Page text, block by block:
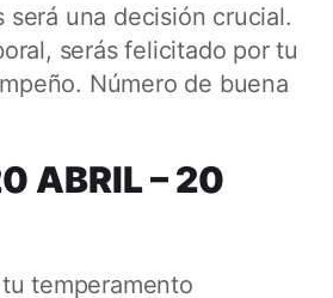
será una decisión crucial.
serás felicitado por tu
Número de buena
ABRIL – 20
temperamento